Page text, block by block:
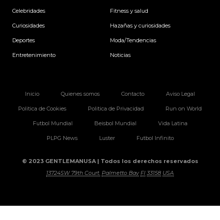
Celebridades
Curiosidades
Deportes
Entretenimiento
Fitness y salud
Hazañas y curiosidades
Moda/Tendencias
Noticias
Inicio Quienes somos Contacto Aviso Legal
Politica de Cookies Politica de Privacidad Run on World
Futbol Mundial Beisbol Mundial Vida Latina
PLPG News Luster Futbol Infinito
© 2023 GENTLEMANUSA | Todos los derechos reservados
13724SW 79th Court. Palmetto Bay Fl 33158 USA